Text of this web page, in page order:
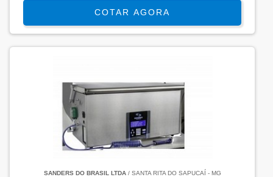
COTAR AGORA
SANDERS DO BRASIL LTDA/ SANTA RITA DO SAPUCAÍ - MG